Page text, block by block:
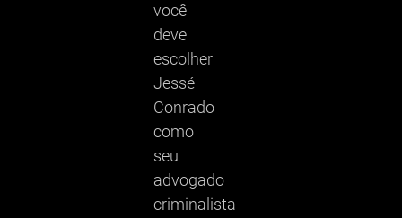
você
deve
escolher
Jessé
Conrado
como
seu
advogado
criminalista